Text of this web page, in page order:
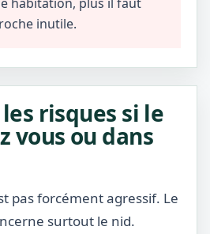
inutile.
risques si le
vous ou dans
pas forcément agressif. Le
surtout le nid.